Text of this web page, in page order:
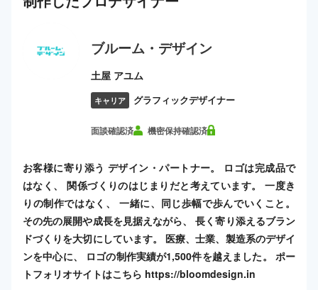
ブルーム・デザイン
土屋 アユム
キャリア グラフィックデザイナー
面談確認済 機密保持確認済
お客様に寄り添う デザイン・パートナー。 ロゴは完成品で
はなく、 関係づくりのはじまりだと考えています。 一度き
りの制作ではなく、 一緒に、同じ歩幅で歩んでいくこと。
その先の展開や成長を見据えながら、 長く寄り添えるブラン
ドづくりを大切にしています。 医療、士業、製造系のデザイ
ンを中心に、 ロゴの制作実績が1,500件を越えました。 ポー
トフォリオサイトはこちら https://bloomdesign.in